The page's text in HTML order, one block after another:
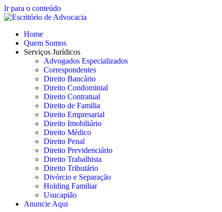
Ir para o conteúdo
Home
Quem Somos
Serviços Jurídicos
Advogados Especializados
Correspondentes
Direito Bancário
Direito Condominial
Direito Contratual
Direito de Familia
Direito Empresarial
Direito Imobiliário
Direito Médico
Direito Penal
Direito Previdenciário
Direito Trabalhista
Direito Tributário
Divórcio e Separação
Holding Familiar
Usucapião
Anuncie Aqui